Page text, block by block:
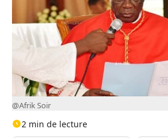
@Afrik Soir
2 min de lecture